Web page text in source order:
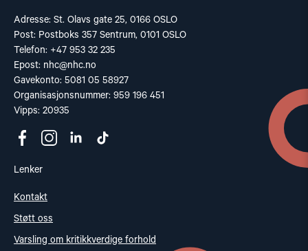
Adresse: St. Olavs gate 25, 0166 OSLO
Post: Postboks 357 Sentrum, 0101 OSLO
Telefon: +47 953 32 235
Epost: nhc@nhc.no
Gavekonto: 5081 05 58927
Organisasjonsnummer: 959 196 451
Vipps: 20935
Lenker
Kontakt
Støtt oss
Varsling om kritikkverdige forhold